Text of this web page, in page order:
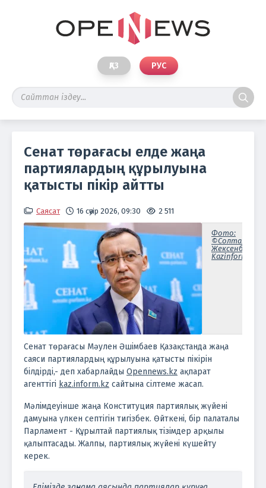
ҚАЗ РУС
Сенат төрағасы елде жаңа
партиялардың құрылуына
қатысты пікір айтты
Саясат 16 сәуір 2026, 09:30 2 511
Фото:
©Солтан
Жексенбеков/
Kazinform
Сенат төрағасы Мәулен Әшімбаев Қазақстанда жаңа
саяси партиялардың құрылуына қатысты пікірін
білдірді,- деп хабарлайды Opennews.kz ақпарат
агенттігі kaz.inform.kz сайтына сілтеме жасап.
Мәлімдеуінше жаңа Конституция партиялық жүйені
дамуына үлкен септігін тигізбек. Өйткені, бір палаталы
Парламент - Құрылтай партиялық тізімдер арқылы
қалыптасады. Жалпы, партиялық жүйені күшейту
керек.